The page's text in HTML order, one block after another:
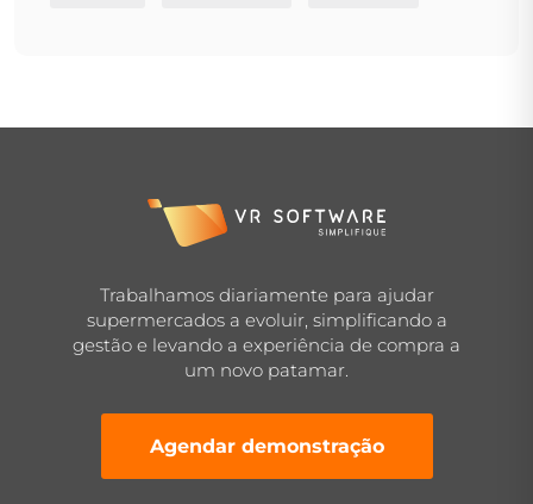
Trabalhamos diariamente para ajudar
supermercados a evoluir, simplificando a
gestão e levando a experiência de compra a
um novo patamar.
Agendar demonstração